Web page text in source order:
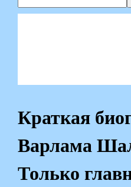
Краткая
Варлама
Только